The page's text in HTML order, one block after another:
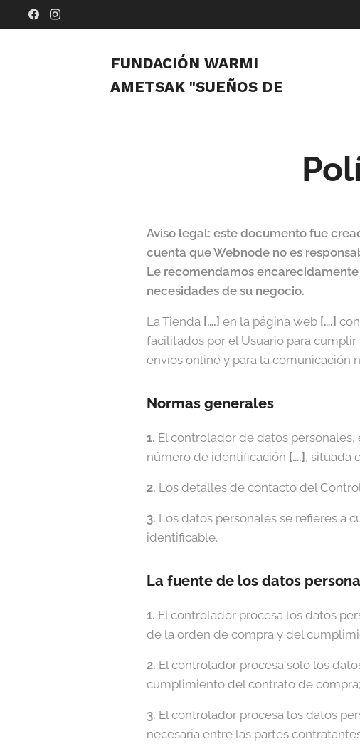
FUNDACIÓN WARMI
AMETSAK "SUEÑOS DE
Aviso legal: este documento fue
cuenta que Webnode no es
Le recomendamos
necesidades de su negocio.
La Tienda [….] en la página web [….]
facilitados por el Usuario para
envíos online y para la comunicación
Normas generales
1. El controlador de datos personales,
número de identificación [….] , situada
2. Los detalles de contacto del
3. Los datos personales se refieres a
identificable.
La fuente de los datos
1. El controlador procesa los datos
de la orden de compra y del
2. El controlador procesa solo los
cumplimiento del contrato de compra;
3. El controlador procesa los datos
necesaria entre las partes